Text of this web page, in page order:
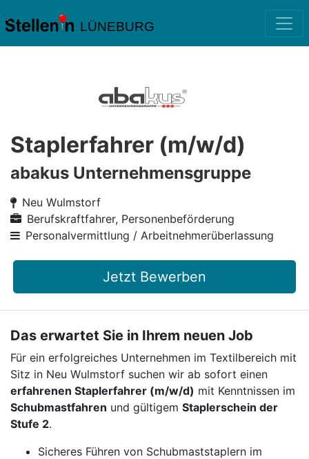
LÜNEBURG
Staplerfahrer (m/w/d)
abakus Unternehmensgruppe
Neu Wulmstorf
Berufskraftfahrer, Personenbeförderung
Personalvermittlung / Arbeitnehmerüberlassung
Jetzt Bewerben
Das erwartet Sie in Ihrem neuen Job
Für ein erfolgreiches Unternehmen im Textilbereich mit
Sitz in Neu Wulmstorf suchen wir ab sofort einen
erfahrenen Staplerfahrer (m/w/d) mit Kenntnissen im
Schubmastfahren und gültigem Staplerschein der
Stufe 2.
Sicheres Führen von Schubmaststaplern im